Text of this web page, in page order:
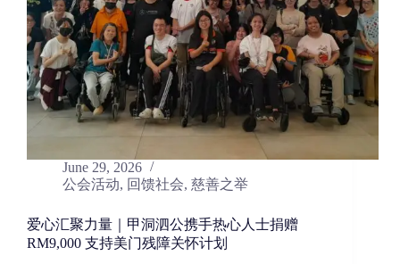
June 29, 2026
公会活动, 回馈社会, 慈善之举
爱心汇聚力量｜甲洞泗公携手热心人士捐赠
RM9,000 支持美门残障关怀计划